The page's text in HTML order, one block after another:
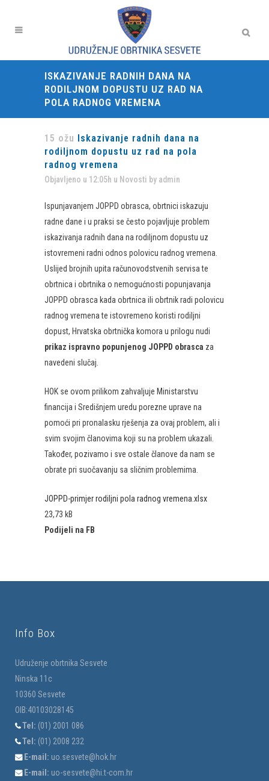
ISKAZIVANJE RADNIH DANA NA
RODILJNOM DOPUSTU UZ RAD NA
POLA RADNOG VREMENA
15 ožu Iskazivanje radnih dana na
rodiljnom dopustu uz rad na pola
radnog vremena
Objavljeno u 12:05h u Novosti by admin
Ispunjavanjem JOPPD obrasca, obrtnici iskazuju
radne dane i u praksi se često pojavljuje problem
iskazivanja radnih dana na rodiljnom dopustu uz
istovremeni radni odnos polovicu radnog vremena.
Uslijed brojnih upita računovodstvenih servisa te
obrtnica i obrtnika o nemogućnosti popunjavanja
JOPPD obrasca kada obrtnica ili obrtnik radi polovicu
radnog vremena te istovremeno koristi rodiljni
dopust, Hrvatska obrtnička komora u prilogu nudi
prikaz ispravno popunjenog JOPPD obrasca za
navedeni slučaj.
HOK se ovom prilikom zahvaljuje Ministarstvu
financija i Središnjem uredu porezne uprave na
pomoći pri pronalasku rješenja za ovaj problem, ali i
svim svojim članovima koji su na problem ukazali.
Također, pozivamo i sve ostale članove da nam se
obrate pri suočavanju sa sličnim problemima.
JOPPD-primjer rodiljni pola radnog vremena.xlsx
23,73 kB
Podijeli na FB
Info Box
Udruženje obrtnika Sesvete
Ninska 11c
10360 Sesvete
OIB:40103028145
Tel: (01) 2001 086
Tel: (01) 2008 232
E-mail: uo.sesvete@hok.hr
E-mail: uo-sesvete@hi.t-com.hr